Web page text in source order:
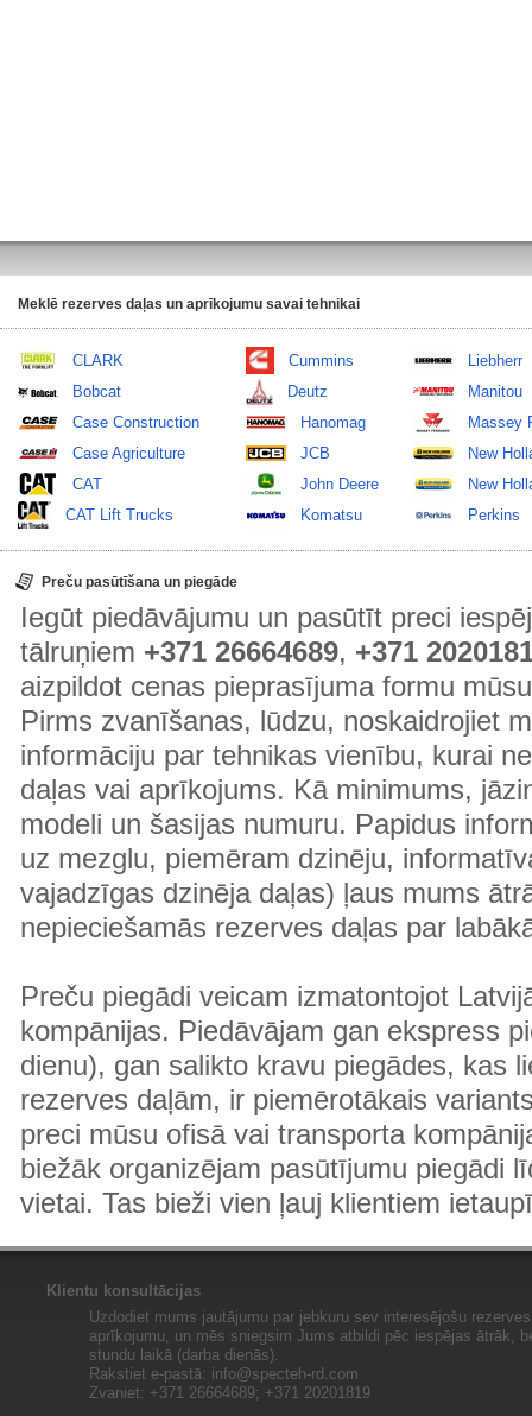
Meklē rezerves daļas un aprīkojumu savai tehnikai
CLARK
Bobcat
Case Construction
Case Agriculture
CAT
CAT Lift Trucks
Cummins
Deutz
Hanomag
JCB
John Deere
Komatsu
Liebherr
Manitou
Massey
New
New
Perkins
Preču pasūtīšana un piegāde
Iegūt piedāvājumu un pasūtīt preci
tālruņiem +371 26664689, +371
aizpildot cenas pieprasījuma formu
Pirms zvanīšanas, lūdzu, noskaidrojiet
informāciju par tehnikas vienību, kurai
daļas vai aprīkojums. Kā minimums,
modeli un šasijas numuru. Papidus
uz mezglu, piemēram dzinēju,
vajadzīgas dzinēja daļas) ļaus mums
nepieciešamās rezerves daļas par
Preču piegādi veicam izmatontojot
kompānijas. Piedāvājam gan ekspress
dienu), gan salikto kravu piegādes, kas
rezerves daļām, ir piemērotākais
preci mūsu ofisā vai transporta
biežāk organizējam pasūtījumu piegādi
vietai. Tas bieži vien ļauj klientiem
Klientu konsultācijas
Uzdodiet mums jautājumu par jebkuru sev interesējošu
aprīkojumu, un mēs sniegsim Jums atbildi pēc iespējas ātrāk,
stundu laikā (darba dienās).
Rakstiet e-pastā: info@specteh-rd.com
Zvaniet: +371 26664689; +371 20201819